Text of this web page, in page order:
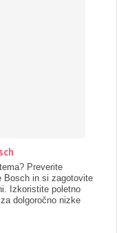
Preverite
Bosch in si zagotovite
Izkoristite poletno
dolgoročno nizke